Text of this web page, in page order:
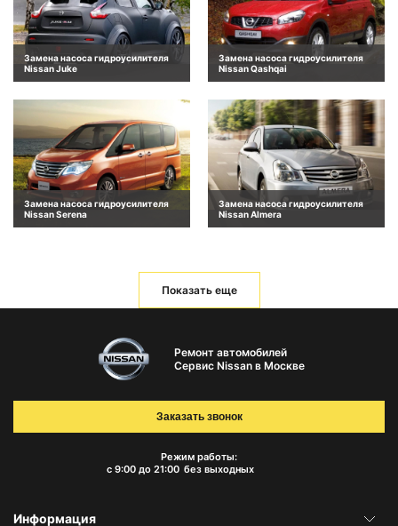
Замена насоса гидроусилителя
Nissan Juke
Замена насоса гидроусилителя
Nissan Qashqai
Замена насоса гидроусилителя
Nissan Serena
Замена насоса гидроусилителя
Nissan Almera
Показать еще
Ремонт автомобилей
Сервис Nissan в Москве
Режим работы:
с 9:00 до 21:00 без выходных
Заказать звонок
Информация